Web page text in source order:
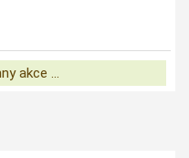
akce ...